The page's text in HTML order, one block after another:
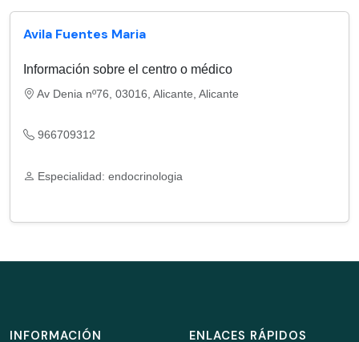
Avila Fuentes Maria
Información sobre el centro o médico
Av Denia nº76, 03016, Alicante, Alicante
966709312
Especialidad: endocrinologia
INFORMACIÓN ENLACES RÁPIDOS